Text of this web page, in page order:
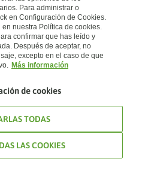
Para administrar o
en Configuración de Cookies.
nuestra Política de cookies.
confirmar que has leído y
Después de aceptar, no
excepto en el caso de que
Más información
de cookies
TODAS
LAS COOKIES